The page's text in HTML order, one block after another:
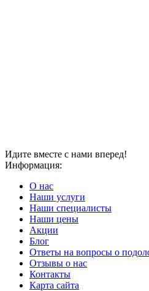
Идите вместе с нами вперед!
Информация:
О нас
Наши услуги
Наши специалисты
Наши цены
Акции
Блог
Ответы на вопросы о
Отзывы о нас
Контакты
Карта сайта